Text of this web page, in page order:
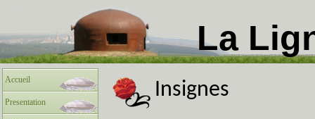
La
Accueil
Presentation
Insignes